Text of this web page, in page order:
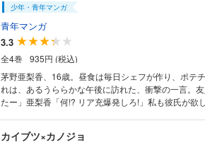
少年・青年マンガ
青年マンガ
3.3
全4巻
935円 (税込)
茅野亜梨香、16歳。昼食は毎日シェフが作り、ポテ
れは、あるうららかな午後に訪れた、衝撃の一言。
たー」亜梨香「何!? リア充爆発しろ!」私も彼氏が欲
カイブツ×カノジョ